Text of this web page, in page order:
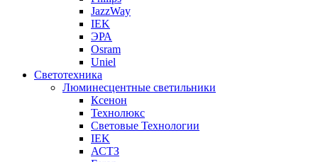
JazzWay
IEK
ЭРА
Osram
Uniel
Светотехника
Люминесцентные светильники
Ксенон
Технолюкс
Световые Технологии
IEK
АСТЗ